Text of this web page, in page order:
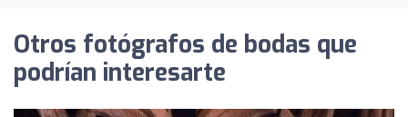
Otros fotógrafos de bodas que
podrían interesarte